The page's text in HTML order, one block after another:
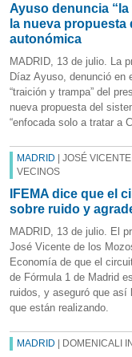
Ayuso denuncia
la nueva
autonómica
MADRID, 13 de julio. La
Díaz Ayuso, denunció en
“traición y trampa” del
nueva propuesta del
“enfocada solo a tratar a
MADRID | JOSÉ
VECINOS
IFEMA dice que el
sobre ruido y
MADRID, 13 de julio. El
José Vicente de los
Economía de que el
de Fórmula 1 de Madrid
ruidos, y aseguró que
que están realizando.
MADRID | DOMENICALI